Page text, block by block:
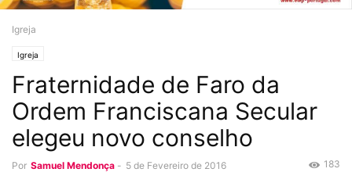
Igreja
Igreja
Fraternidade de Faro da
Ordem Franciscana Secular
elegeu novo conselho
Por Samuel Mendonça - 5 de Fevereiro de 2016 183